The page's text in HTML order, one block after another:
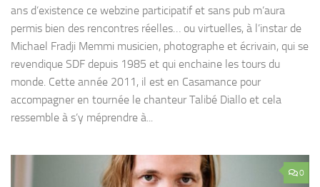
ans d’existence ce webzine participatif et sans pub m’aura
permis bien des rencontres réelles… ou virtuelles, à l’instar de
Michael Fradji Memmi musicien, photographe et écrivain, qui se
revendique SDF depuis 1985 et qui enchaine les tours du
monde. Cette année 2011, il est en Casamance pour
accompagner en tournée le chanteur Talibé Diallo et cela
ressemble à s’y méprendre à...
0